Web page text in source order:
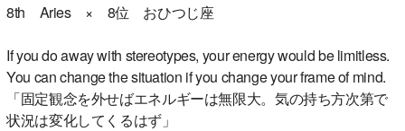
8th Aries × 8位 おひつじ座
If you do away with stereotypes, your energy would be limitless.
You can change the situation if you change your frame of mind.
「固定観念を外せばエネルギーは無限大。気の持ち方次第で
状況は変化してくるはず」